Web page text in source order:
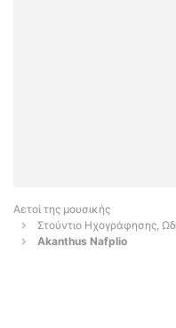
Αετοί της μουσικής
Στούντιο Ηχογράφησης,
Akanthus Nafplio